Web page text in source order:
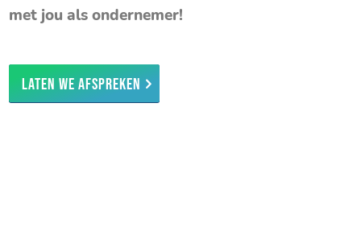
met jou als ondernemer!
Laten we afspreken